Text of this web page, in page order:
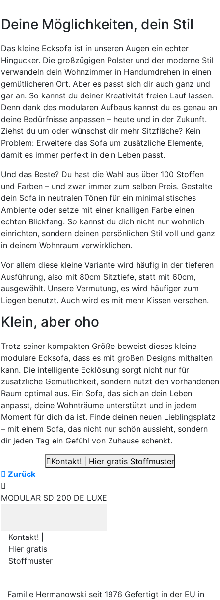
Deine Möglichkeiten, dein Stil
Das kleine Ecksofa ist in unseren Augen ein echter
Hingucker. Die großzügigen Polster und der moderne Stil
verwandeln dein Wohnzimmer in Handumdrehen in einen
gemütlicheren Ort. Aber es passt sich dir auch ganz und
gar an. So kannst du deiner Kreativität freien Lauf lassen.
Denn dank des modularen Aufbaus kannst du es genau an
deine Bedürfnisse anpassen – heute und in der Zukunft.
Ziehst du um oder wünschst dir mehr Sitzfläche? Kein
Problem: Erweitere das Sofa um zusätzliche Elemente,
damit es immer perfekt in dein Leben passt.
Und das Beste? Du hast die Wahl aus über 100 Stoffen
und Farben – und zwar immer zum selben Preis. Gestalte
dein Sofa in neutralen Tönen für ein minimalistisches
Ambiente oder setze mit einer knalligen Farbe einen
echten Blickfang. So kannst du dich nicht nur wohnlich
einrichten, sondern deinen persönlichen Stil voll und ganz
in deinem Wohnraum verwirklichen.
Vor allem diese kleine Variante wird häufig in der tieferen
Ausführung, also mit 80cm Sitztiefe, statt mit 60cm,
ausgewählt. Unsere Vermutung, es wird häufiger zum
Liegen benutzt. Auch wird es mit mehr Kissen versehen.
Klein, aber oho
Trotz seiner kompakten Größe beweist dieses kleine
modulare Ecksofa, dass es mit großen Designs mithalten
kann. Die intelligente Ecklösung sorgt nicht nur für
zusätzliche Gemütlichkeit, sondern nutzt den vorhandenen
Raum optimal aus. Ein Sofa, das sich an dein Leben
anpasst, deine Wohnträume unterstützt und in jedem
Moment für dich da ist. Finde deinen neuen Lieblingsplatz
– mit einem Sofa, das nicht nur schön aussieht, sondern
dir jeden Tag ein Gefühl von Zuhause schenkt.
Kontakt! | Hier gratis Stoffmuster
Zurück
MODULAR SD 200 DE LUXE
Kontakt! |
Hier gratis
Stoffmuster
Familie Hermanowski seit 1976 Gefertigt in der EU in